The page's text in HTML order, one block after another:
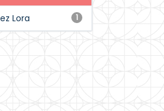
1
Lora